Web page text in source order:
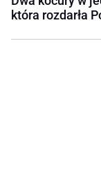
która rozdarła